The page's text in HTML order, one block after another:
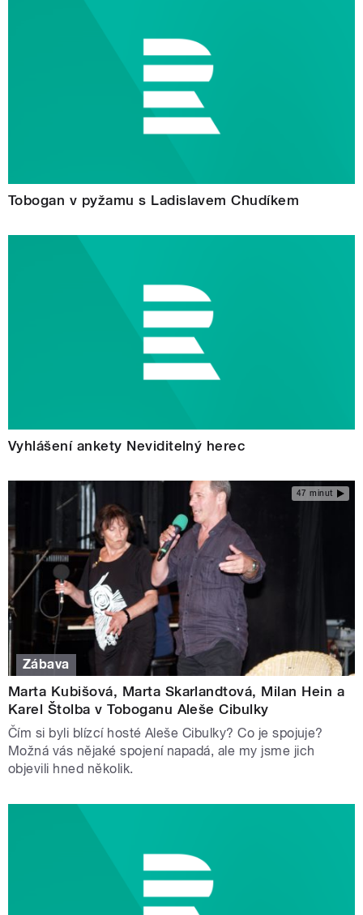
Tobogan v pyžamu s Ladislavem Chudíkem
Vyhlášení ankety Neviditelný herec
47 minut
Zábava
Marta Kubišová, Marta Skarlandtová, Milan Hein a
Karel Štolba v Toboganu Aleše Cibulky
Čím si byli blízcí hosté Aleše Cibulky? Co je spojuje?
Možná vás nějaké spojení napadá, ale my jsme jich
objevili hned několik.